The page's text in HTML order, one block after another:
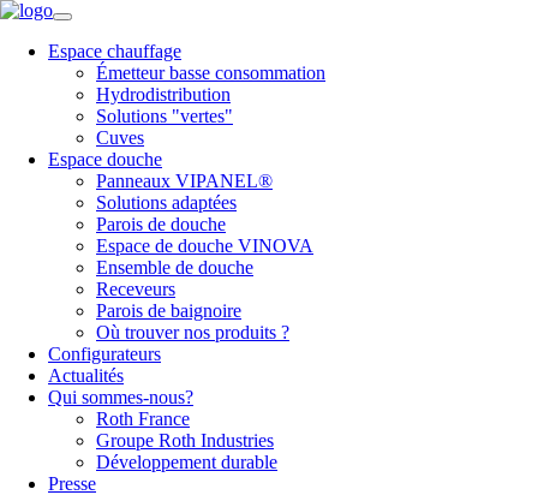
Espace chauffage
Émetteur basse consommation
Hydrodistribution
Solutions "vertes"
Cuves
Espace douche
Panneaux VIPANEL®
Solutions adaptées
Parois de douche
Espace de douche VINOVA
Ensemble de douche
Receveurs
Parois de baignoire
Où trouver nos produits ?
Configurateurs
Actualités
Qui sommes-nous?
Roth France
Groupe Roth Industries
Développement durable
Presse